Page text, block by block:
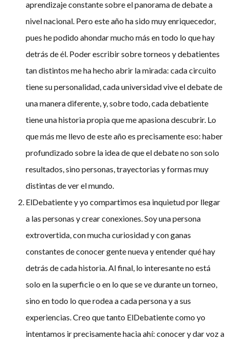
aprendizaje constante sobre el panorama de debate a
nivel nacional. Pero este año ha sido muy enriquecedor,
pues he podido ahondar mucho más en todo lo que hay
detrás de él. Poder escribir sobre torneos y debatientes
tan distintos me ha hecho abrir la mirada: cada circuito
tiene su personalidad, cada universidad vive el debate de
una manera diferente, y, sobre todo, cada debatiente
tiene una historia propia que me apasiona descubrir. Lo
que más me llevo de este año es precisamente eso: haber
profundizado sobre la idea de que el debate no son solo
resultados, sino personas, trayectorias y formas muy
distintas de ver el mundo.
ElDebatiente y yo compartimos esa inquietud por llegar
a las personas y crear conexiones. Soy una persona
extrovertida, con mucha curiosidad y con ganas
constantes de conocer gente nueva y entender qué hay
detrás de cada historia. Al final, lo interesante no está
solo en la superficie o en lo que se ve durante un torneo,
sino en todo lo que rodea a cada persona y a sus
experiencias. Creo que tanto ElDebatiente como yo
intentamos ir precisamente hacia ahí: conocer y dar voz a